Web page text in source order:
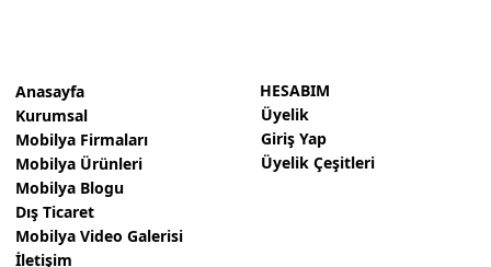
Anasayfa
Kurumsal
Mobilya Firmaları
Mobilya Ürünleri
Mobilya Blogu
Dış Ticaret
Mobilya Video Galerisi
İletişim
HESABIM
Üyelik
Giriş Yap
Üyelik Çeşitleri